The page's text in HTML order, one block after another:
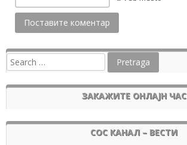
ЗАКАЖИТЕ ОНЛАЈН ЧАС
СОС КАНАЛ – ВЕСТИ